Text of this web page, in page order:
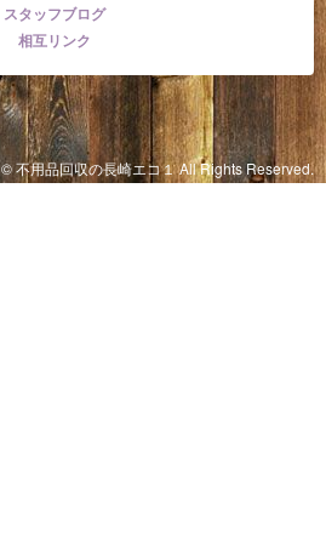
スタッフブログ
相互リンク
© 不用品回収の長崎エコ１ All Rights Reserved.